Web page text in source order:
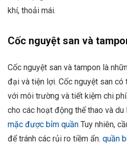
khí, thoải mái.
Cốc nguyệt san và
Cốc nguyệt san và tampon là
đại và tiện lợi. Cốc nguyệt san có
với môi trường và tiết kiệm chi
cho các hoạt động thể thao và du
mặc được bỉm quần Tuy nhiên,
để tránh các rủi ro tiềm ẩn. quần